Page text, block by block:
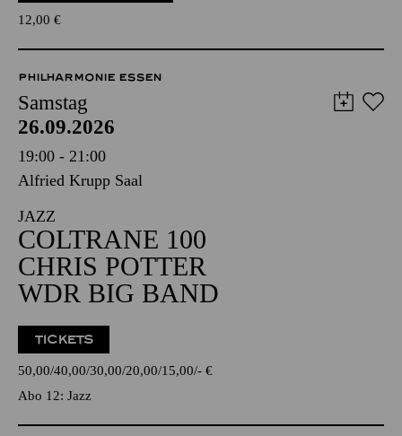
12,00 €
PHILHARMONIE ESSEN
Samstag
26.09.2026
19:00 - 21:00
Alfried Krupp Saal
JAZZ
COLTRANE 100
CHRIS POTTER
WDR BIG BAND
TICKETS
50,00 40,00 30,00 20,00 15,00 - €
Abo 12: Jazz